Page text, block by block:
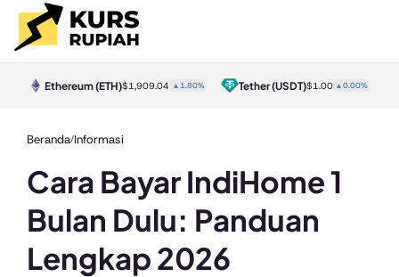
Ethereum(ETH)$1,909.04 ▲1.80% Tether(USDT)$1.00 ▲0.00%
Beranda/Informasi
Cara Bayar IndiHome 1
Bulan Dulu: Panduan
Lengkap 2026